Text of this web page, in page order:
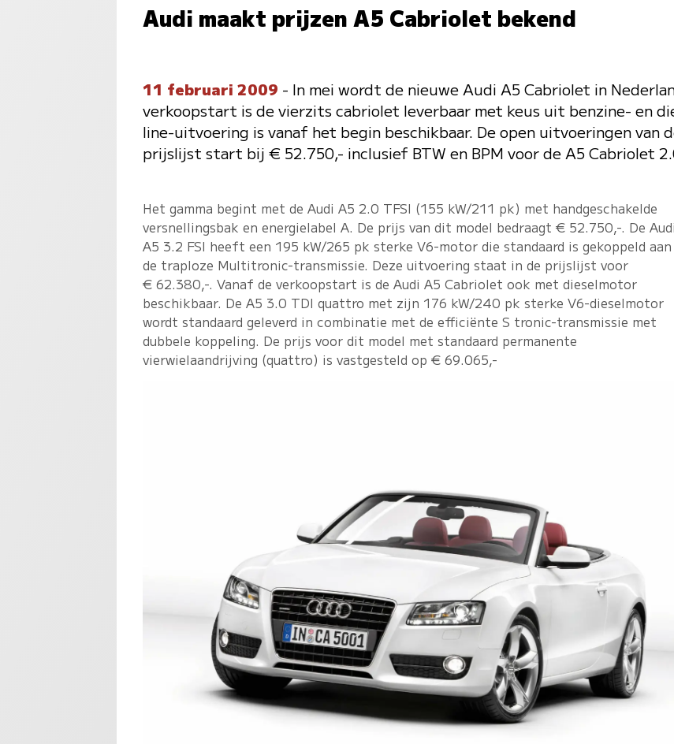
Audi maakt prijzen A5 Cabriolet bekend
11 februari 2009 - In mei wordt de nieuwe Audi A5 Cabriolet in
verkoopstart is de vierzits cabriolet leverbaar met keus uit benzine- en
line-uitvoering is vanaf het begin beschikbaar. De open uitvoeringen van
prijslijst start bij € 52.750,- inclusief BTW en BPM voor de A5 Cabriolet
Het gamma begint met de Audi A5 2.0 TFSI (155 kW/211 pk) met handgeschakelde
versnellingsbak en energielabel A. De prijs van dit model bedraagt € 52.750,-. De Audi
A5 3.2 FSI heeft een 195 kW/265 pk sterke V6-motor die standaard is gekoppeld aan
de traploze Multitronic-transmissie. Deze uitvoering staat in de prijslijst voor
€ 62.380,-. Vanaf de verkoopstart is de Audi A5 Cabriolet ook met dieselmotor
beschikbaar. De A5 3.0 TDI quattro met zijn 176 kW/240 pk sterke V6-dieselmotor
wordt standaard geleverd in combinatie met de efficiënte S tronic-transmissie met
dubbele koppeling. De prijs voor dit model met standaard permanente
vierwielaandrijving (quattro) is vastgesteld op € 69.065,-